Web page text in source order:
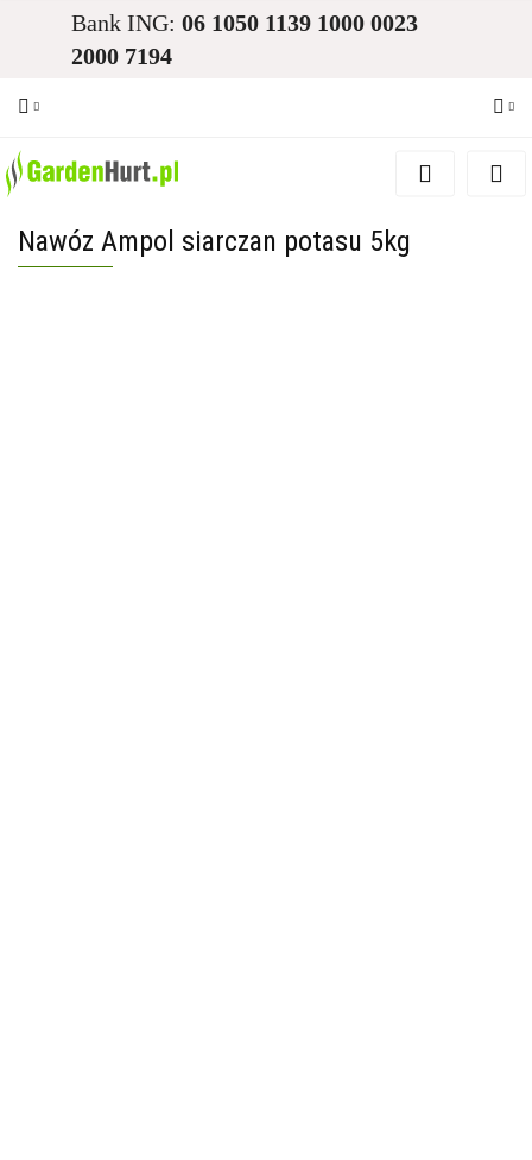
Bank ING: 06 1050 1139 1000 0023
2000 7194
Zaloguj się
Dodaj zgłoszenie
Nawóz Ampol siarczan potasu 5kg